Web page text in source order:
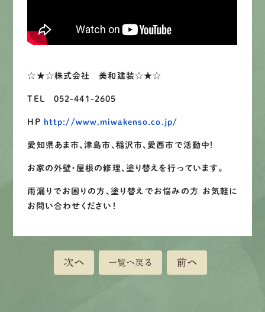
☆★☆株式会社 美和建装☆★☆
TEL 052-441-2605
HP http://www.miwakenso.co.jp/
愛知県あま市、津島市、稲沢市、愛西市で活動中！
お家の外壁・屋根の修理、塗り替えを行っています。
雨漏りでお困りの方、塗り替えでお悩みの方 お気軽に
お問い合わせください！
次へ 一覧へ戻る 前へ